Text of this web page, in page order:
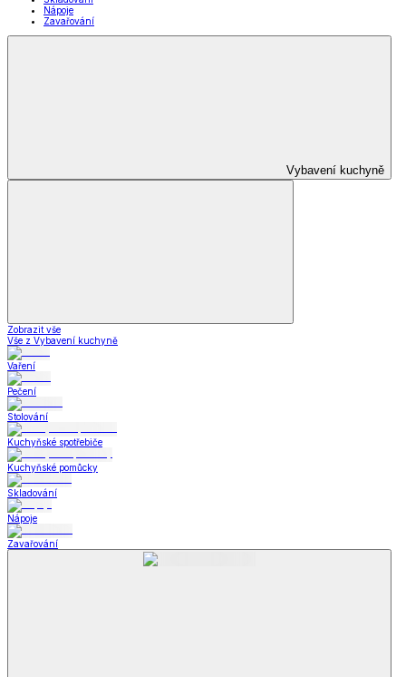
Nápoje
Zavařování
Vybavení kuchyně
Zobrazit vše
Vše z Vybavení kuchyně
Vaření
Pečení
Stolování
Kuchyňské spotřebiče
Kuchyňské pomůcky
Skladování
Nápoje
Zavařování